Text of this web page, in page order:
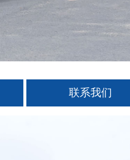
联系我们